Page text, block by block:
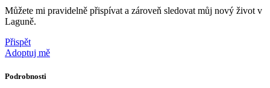
Můžete mi pravidelně přispívat a zároveň sledovat můj nový život v
Laguně.
Přispět
Adoptuj mě
Podrobnosti